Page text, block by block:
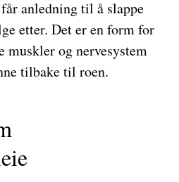
anledning til å slappe
etter. Det er en form for
muskler og nervesystem
tilbake til roen.